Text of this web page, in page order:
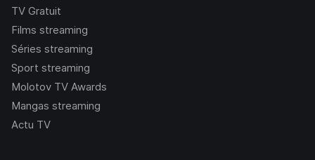
TV Gratuit
Films streaming
Séries streaming
Sport streaming
Molotov TV Awards
Mangas streaming
Actu TV